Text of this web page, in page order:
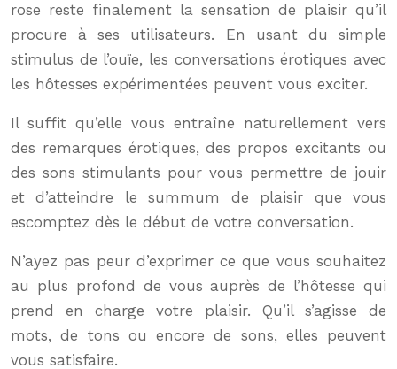
rose reste finalement la sensation de plaisir qu’il
procure à ses utilisateurs. En usant du simple
stimulus de l’ouïe, les conversations érotiques avec
les hôtesses expérimentées peuvent vous exciter.
Il suffit qu’elle vous entraîne naturellement vers
des remarques érotiques, des propos excitants ou
des sons stimulants pour vous permettre de jouir
et d’atteindre le summum de plaisir que vous
escomptez dès le début de votre conversation.
N’ayez pas peur d’exprimer ce que vous souhaitez
au plus profond de vous auprès de l’hôtesse qui
prend en charge votre plaisir. Qu’il s’agisse de
mots, de tons ou encore de sons, elles peuvent
vous satisfaire.